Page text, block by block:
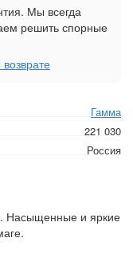
Гамма
221 030
Россия
Мы всегда
решить спорные
Насыщенные и яркие